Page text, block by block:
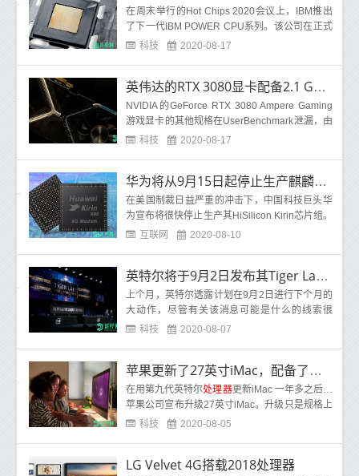
在周末举行的Hot Chips 2020会议上，IBM推出
了下一代IBM POWER CPU系列。该公司在正式
的新闻稿中称，该产品名为IBM POWER10，它
科技 2020-08-17
英伟达的RTX 3080显卡配备2.1 GHz GPU和GDDR6X显存
NVIDIA的GeForce RTX 3080 Ampere Gaming
游戏显卡的其他规格在UserBenchmark泄漏，由
Rogame发现。NVIDIA GeForce RTX 3080将成
科技 2020-08-17
华为将从9月15日起停止生产麒麟芯片组
在美国制裁日益严重的冲击下，中国科技巨头华
为宣布将很快停止生产其HiSilicon Kirin芯片组。
华为消费者业务部首席执行官余承东(Richard
互联网 2020-08-10
英特尔将于9月2日发布其Tiger Lake处理器
上个月，英特尔透露计划在9月2日进行下个月的
大动作，尽管有关该消息可能是什么的线索很
少。不过，现在，该公司已经(也许是偶然地)确
科技 2020-08-07
苹果更新了27英寸iMac，配备了第10代Core i9处理器和8TB存储
在用第九代英特尔处理器更新iMac 一年多之后，
苹果公司宣布升级27英寸iMac。升级只是规格上
的颠簸，不会带来任何重大的设计更改。该设备
科技 2020-08-05
LG Velvet 4G搭载2018处理器